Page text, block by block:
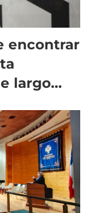
encontrar
largo